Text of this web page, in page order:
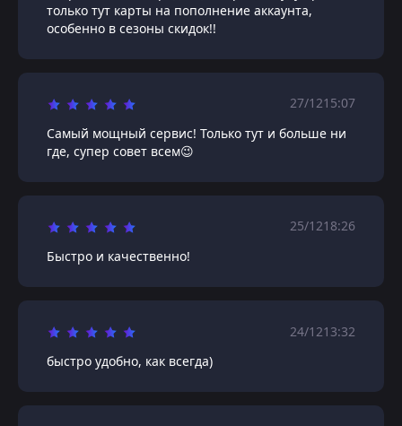
только тут карты на пополнение аккаунта,
особенно в сезоны скидок!!
27/1215:07
Самый мощный сервис! Только тут и больше ни
где, супер совет всем😉
25/1218:26
Быстро и качественно!
24/1213:32
быстро удобно, как всегда)